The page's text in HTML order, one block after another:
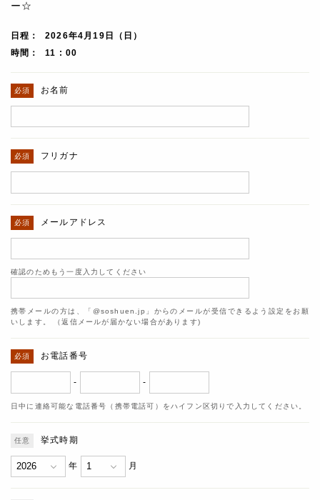
ー☆
日程
2026年4月19日（日）
時間
11 : 00
お名前
フリガナ
メールアドレス
確認のためもう一度入力してください
携帯メールの方は、「@soshuen.jp」からのメールが受信できるよう設定をお願
いします。 （返信メールが届かない場合があります)
お電話番号
- -
日中に連絡可能な電話番号（携帯電話可）をハイフン区切りで入力してください。
挙式時期
年 月